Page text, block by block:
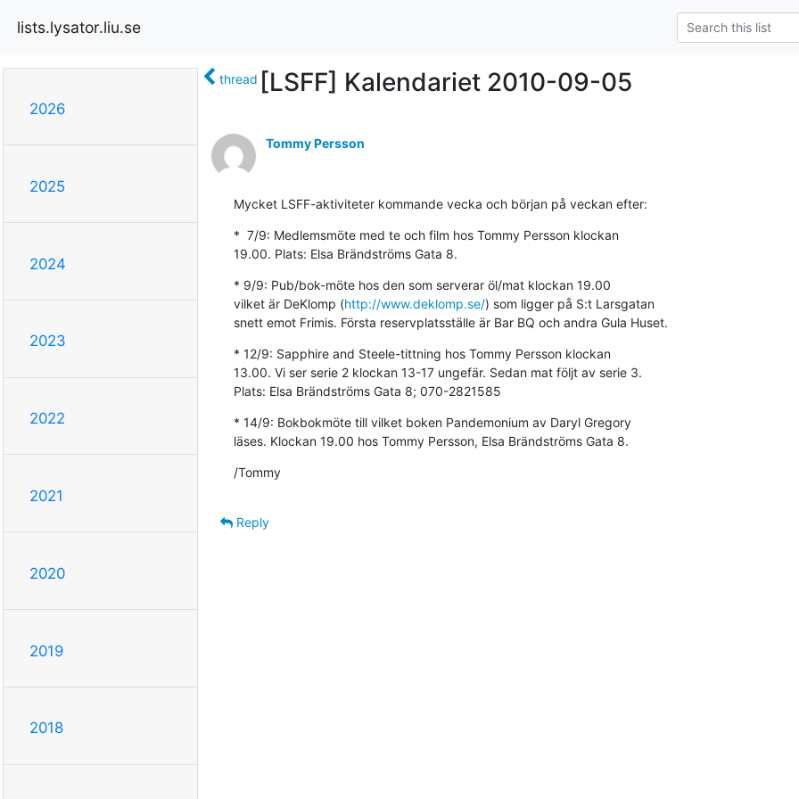
lists.lysator.liu.se
2026
2025
2024
2023
2022
2021
2020
2019
2018
thread [LSFF] Kalendariet 2010-09-05
Tommy Persson
Mycket LSFF-aktiviteter kommande vecka och början på veckan efter:
*  7/9: Medlemsmöte med te och film hos Tommy Persson klockan
19.00. Plats: Elsa Brändströms Gata 8.
* 9/9: Pub/bok-möte hos den som serverar öl/mat klockan 19.00
vilket är DeKlomp (http://www.deklomp.se/) som ligger på S:t Larsgatan
snett emot Frimis. Första reservplatsställe är Bar BQ och andra Gula Huset.
* 12/9: Sapphire and Steele-tittning hos Tommy Persson klockan
13.00. Vi ser serie 2 klockan 13-17 ungefär. Sedan mat följt av serie 3.
Plats: Elsa Brändströms Gata 8; 070-2821585
* 14/9: Bokbokmöte till vilket boken Pandemonium av Daryl Gregory
läses. Klockan 19.00 hos Tommy Persson, Elsa Brändströms Gata 8.
/Tommy
Reply